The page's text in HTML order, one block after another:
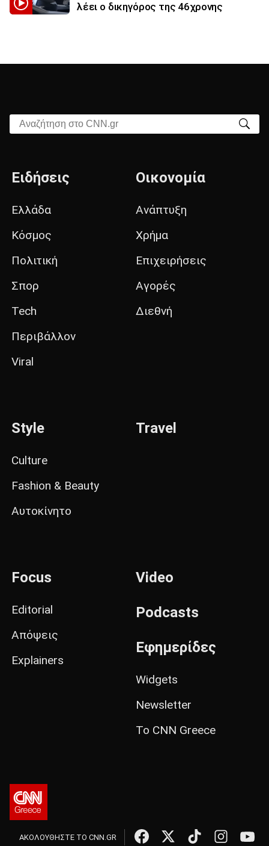
λέει ο δικηγόρος της 46χρονης
Αναζήτηση στο CNN.gr
Ειδήσεις
Ελλάδα
Κόσμος
Πολιτική
Σπορ
Tech
Περιβάλλον
Viral
Οικονομία
Ανάπτυξη
Χρήμα
Επιχειρήσεις
Αγορές
Διεθνή
Style
Culture
Fashion & Beauty
Αυτοκίνητο
Travel
Focus
Editorial
Απόψεις
Explainers
Video
Podcasts
Εφημερίδες
Widgets
Newsletter
Το CNN Greece
ΑΚΟΛΟΥΘΗΣΤΕ ΤΟ CNN.GR